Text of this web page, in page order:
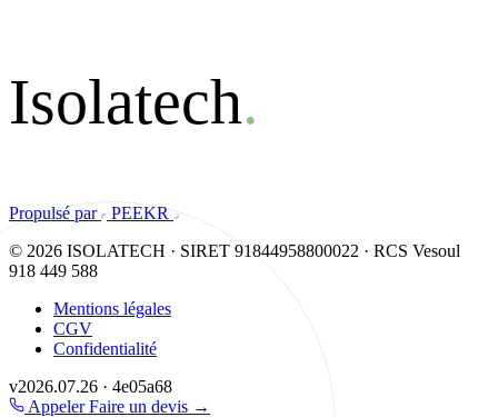
Isolatech.
Propulsé par
PEEKR
© 2026 ISOLATECH · SIRET 91844958800022 · RCS Vesoul
918 449 588
Mentions légales
CGV
Confidentialité
v2026.07.26 · 4e05a68
AppelerFaire un devis →